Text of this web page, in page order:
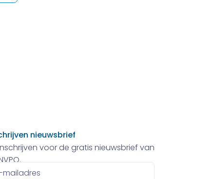
nieuwsbrief
voor de gratis nieuwsbrief van